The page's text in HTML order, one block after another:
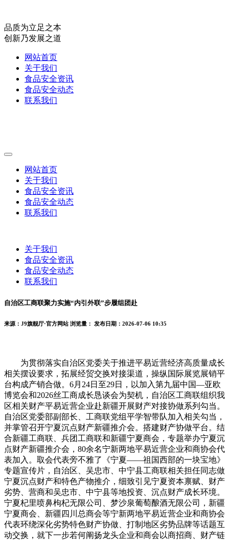
品质为立足之本
创新乃发展之道
网站首页
关于我们
食品安全资讯
食品安全动态
联系我们
网站首页
关于我们
食品安全资讯
食品安全动态
联系我们
关于我们
食品安全资讯
食品安全动态
联系我们
自治区工商联聚力实施“内引外联”步履组团赴
来源：J9旗舰厅·官方网站 浏览量： 发布日期：2026-07-06 10:35
为贯彻落实自治区党委关于推进平易近营经济高质量成长
相关摆设要求，拓展经贸交换对接渠道，操纵国际展览展销平
台构成产销合做。6月24日至29日，以加入第九届中国—亚欧
博览会和2026丝工商成长恳谈会为契机，自治区工商联组织我
区相关财产平易近营企业赴新疆开展财产对接协做系列勾当。
自治区党委部副部长、工商联党组平学智带队加入相关勾当，
并掌管召开宁夏沉点财产新疆推介会。搭建财产协做平台。结
合新疆工商联、兵团工商联和新疆宁夏商会，专题举办宁夏沉
点财产新疆推介会，80余名宁新两地平易近营企业和商协会代
表加入。取会代表旁不雅了《宁夏——祖国西部的一块宝地》
专题宣传片，自治区、吴忠市、中宁县工商联相关担任同志做
宁夏沉点财产和特色产物推介，细致引见宁夏资本禀赋、财产
劣势、营商和吴忠市、中宁县等地投资、沉点财产成长环境。
宁夏杞里喷鼻枸杞无限公司、梦沙泉葡萄酿酒无限公司，新疆
宁夏商会、新疆四川总商会等宁新两地平易近营企业和商协会
代表环绕深化劣势特色财产协做、打制地区劣势品牌等话题互
动交换，就下一步若何阐扬龙头企业和商会以商招商、财产链